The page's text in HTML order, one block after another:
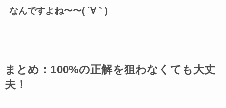
なんですよね〜〜( ´∀｀)
まとめ：100%の正解を狙わなくても大丈
夫！